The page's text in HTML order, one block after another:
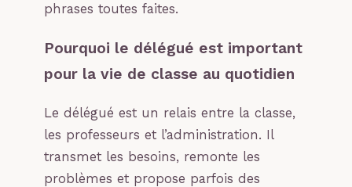
phrases toutes faites.
Pourquoi le délégué est important
pour la vie de classe au quotidien
Le délégué est un relais entre la classe,
les professeurs et l’administration. Il
transmet les besoins, remonte les
problèmes et propose parfois des